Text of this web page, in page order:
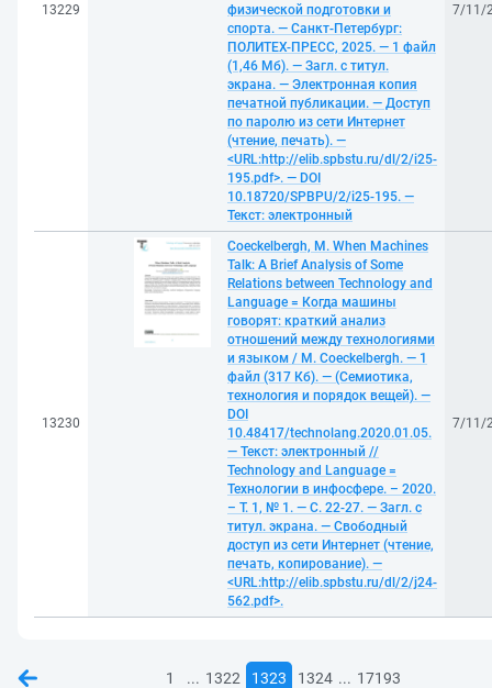
13229
физической подготовки и
спорта. — Санкт-Петербург:
ПОЛИТЕХ-ПРЕСС, 2025. — 1 файл
(1,46 Мб). — Загл. с титул.
экрана. — Электронная копия
печатной публикации. — Доступ
по паролю из сети Интернет
(чтение, печать). —
<URL:http://elib.spbstu.ru/dl/2/i25-
195.pdf>. — DOI
10.18720/SPBPU/2/i25-195. —
Текст: электронный
7/11/
13230
Coeckelbergh, M. When Machines
Talk: A Brief Analysis of Some
Relations between Technology and
Language = Когда машины
говорят: краткий анализ
отношений между технологиями
и языком / M. Coeckelbergh. — 1
файл (317 Кб). — (Семиотика,
технология и порядок вещей). —
DOI
10.48417/technolang.2020.01.05.
— Текст: электронный //
Technology and Language =
Технологии в инфосфере. – 2020.
– Т. 1, № 1. — С. 22-27. — Загл. с
титул. экрана. — Свободный
доступ из сети Интернет (чтение,
печать, копирование). —
<URL:http://elib.spbstu.ru/dl/2/j24-
562.pdf>.
7/11/
1 ... 1322 1323 1324 ... 17193